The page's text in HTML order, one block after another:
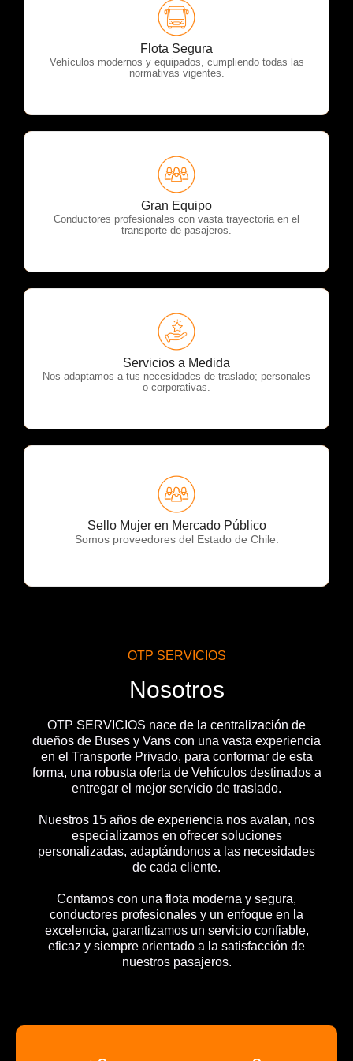
Flota Segura
Vehículos modernos y equipados, cumpliendo todas las
normativas vigentes.
OTP Servicios
Gran Equipo
Conductores profesionales con vasta trayectoria en el
transporte de pasajeros.
OTP Servicios
Servicios a Medida
Nos adaptamos a tus necesidades de traslado; personales
o corporativas.
OTP Servicios
Sello Mujer en Mercado Público
Somos proveedores del Estado de Chile.
OTP Servicios
OTP SERVICIOS
Nosotros
OTP SERVICIOS nace de la centralización de
dueños de Buses y Vans con una vasta experiencia
en el Transporte Privado, para conformar de esta
forma, una robusta oferta de Vehículos destinados a
entregar el mejor servicio de traslado.
Nuestros 15 años de experiencia nos avalan, nos
especializamos en ofrecer soluciones
personalizadas, adaptándonos a las necesidades
de cada cliente.
Contamos con una flota moderna y segura,
conductores profesionales y un enfoque en la
excelencia, garantizamos un servicio confiable,
eficaz y siempre orientado a la satisfacción de
nuestros pasajeros.